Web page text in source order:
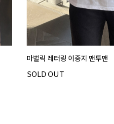
마벌릭 레터링 이중지 맨투맨
SOLD OUT